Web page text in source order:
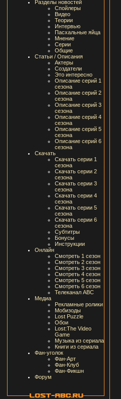
Разделы новостей
Спойлеры
Видео
Теории
Интервью
Пасхальные яйца
Мнение
Серии
Общие
Статьи / Описания
Актеры
Создатели
Это интересно
Описание серий 1
сезона
Описание серий 2
сезона
Описание серий 3
сезона
Описание серий 4
сезона
Описание серий 5
сезона
Описание серий 6
сезона
Скачать
Скачать серии 1
сезона
Скачать серии 2
сезона
Скачать серии 3
сезона
Скачать серии 4
сезона
Скачать серии 5
сезона
Скачать серии 6
сезона
Субтитры
Бонусы
Инструкции
Онлайн
Смотреть 1 сезон
Смотреть 2 сезон
Смотреть 3 сезон
Смотреть 4 сезон
Смотреть 5 сезон
Смотреть 6 сезон
Телеканал ABC
Медиа
Рекламные ролики
Мобизоды
Lost Puzzle
Обои
Lost:The Video
Game
Музыка из сериала
Книги из сериала
Фан-уголок
Фан-Арт
Фан-Клуб
Фан-Фикшн
Форум